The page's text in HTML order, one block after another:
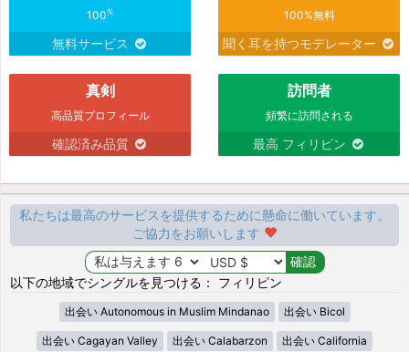
100%
無料サービス
100%無料
聞く耳を持つモデレーター
真剣
高品質プロフィール
確認済み品質
訪問者
頻繁に訪問される
最高 フィリピン
私たちは最高のサービスを提供するために懸命に働いています。
ご協力をお願いします
以下の地域でシングルを見つける： フィリピン
出会い Autonomous in Muslim Mindanao 出会い Bicol
出会い Cagayan Valley 出会い Calabarzon 出会い California